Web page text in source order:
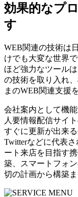
効果的なプ
す
WEB関連の技術は
けでも大変な世界
ほど強力なツール
の技術を取り入れ
まのWEB関連支援
会社案内として機
人要情報配信サイ
すぐに更新が出来
Twitterなどに代表
ート来店を目指す
築、スマートフォ
切の計画から構築